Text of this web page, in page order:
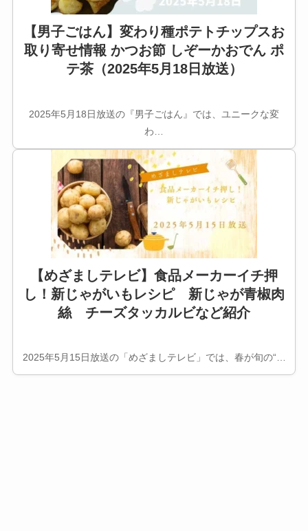
【男子ごはん】変わり種ポテトチップスお
取り寄せ情報 かつお節 しぞーかおでん ポ
テ茶（2025年5月18日放送）
2025年5月18日放送の『男子ごはん』では、ユニークな変
わ…
【めざましテレビ】食品メーカーイチ押
し！新じゃがいもレシピ 新じゃが青椒肉
絲 チーズタッカルビなど紹介
2025年5月15日放送の「めざましテレビ」では、春が旬の“…